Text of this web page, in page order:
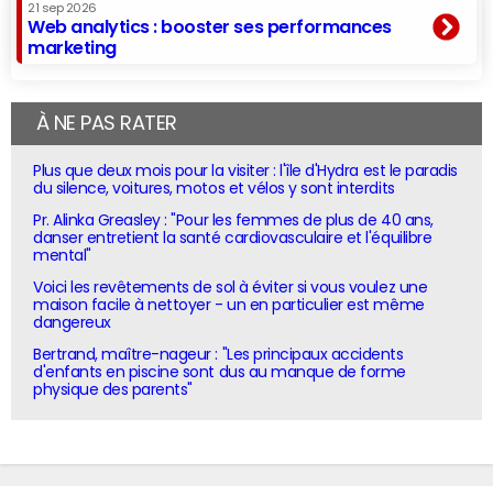
21 sep 2026
Web analytics : booster ses performances
marketing
À NE PAS RATER
Plus que deux mois pour la visiter : l'île d'Hydra est le paradis
du silence, voitures, motos et vélos y sont interdits
Pr. Alinka Greasley : "Pour les femmes de plus de 40 ans,
danser entretient la santé cardiovasculaire et l'équilibre
mental"
Voici les revêtements de sol à éviter si vous voulez une
maison facile à nettoyer - un en particulier est même
dangereux
Bertrand, maître-nageur : "Les principaux accidents
d'enfants en piscine sont dus au manque de forme
physique des parents"